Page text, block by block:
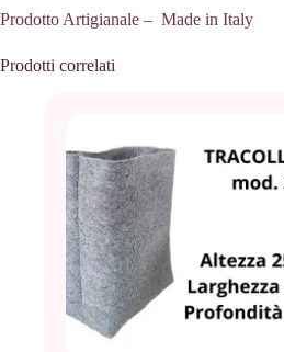
Prodotto Artigianale – Made in Italy
Prodotti correlati